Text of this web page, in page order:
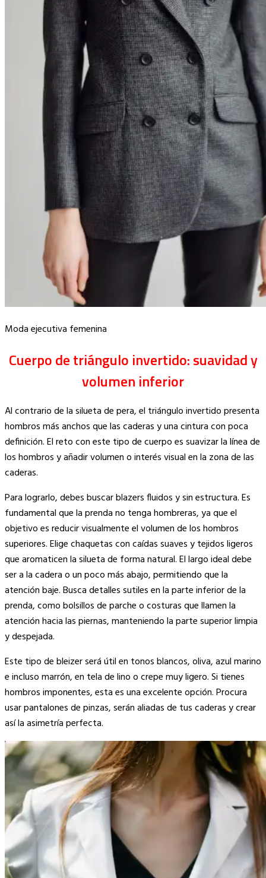
Moda ejecutiva femenina
Cuerpo de triángulo invertido: suavidad y
volumen inferior
Al contrario de la silueta de pera, el triángulo invertido presenta
hombros más anchos que las caderas y una cintura con poca
definición. El reto con este tipo de cuerpo es suavizar la línea de
los hombros y añadir volumen o interés visual en la zona de las
caderas.
Para lograrlo, debes buscar blazers fluidos y sin estructura. Es
fundamental que la prenda no tenga hombreras, ya que el
objetivo es reducir visualmente el volumen de los hombros
superiores. Elige chaquetas con caídas suaves y tejidos ligeros
que aromaticen la silueta de forma natural. El largo ideal debe
ser a la cadera o un poco más abajo, permitiendo que la
atención baje. Busca detalles sutiles en la parte inferior de la
prenda, como bolsillos de parche o costuras que llamen la
atención hacia las piernas, manteniendo la parte superior limpia
y despejada.
Este tipo de bleizer será útil en tonos blancos, oliva, azul marino
e incluso marrón, en tela de lino o crepe muy ligero. Si tienes
hombros imponentes, esta es una excelente opción. Procura
usar pantalones de pinzas, serán aliadas de tus caderas y crear
así la asimetría perfecta.